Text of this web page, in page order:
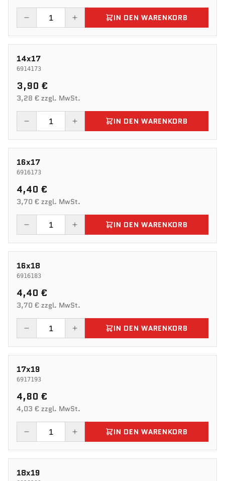
IN DEN WARENKORB
14x17
6914173
3,90 €
3,28 € zzgl. MwSt.
IN DEN WARENKORB
16x17
6916173
4,40 €
3,70 € zzgl. MwSt.
IN DEN WARENKORB
16x18
6916183
4,40 €
3,70 € zzgl. MwSt.
IN DEN WARENKORB
17x19
6917193
4,80 €
4,03 € zzgl. MwSt.
IN DEN WARENKORB
18x19